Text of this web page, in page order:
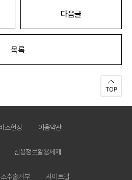
다음글
목록
스헌장 이용약관
신용정보활용체제
추출거부 사이트맵